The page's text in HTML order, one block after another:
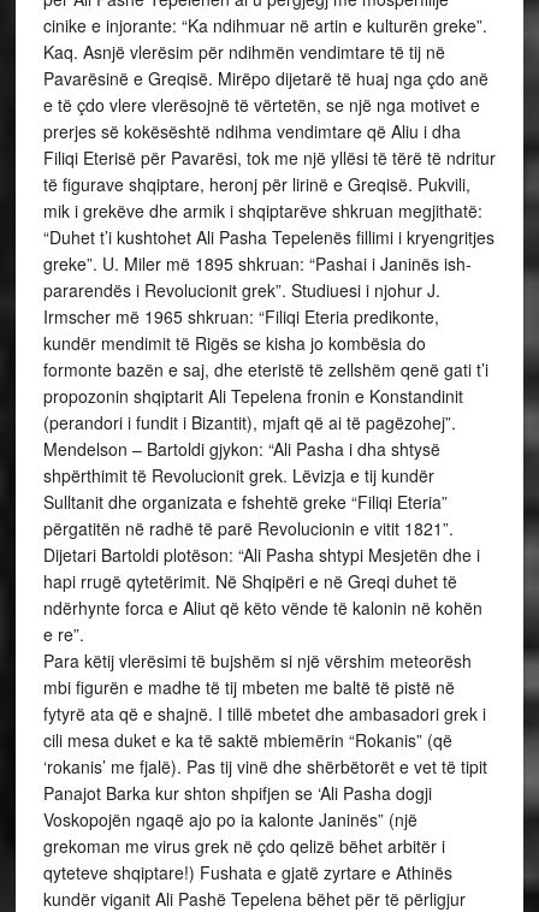
cinike e injorante: “Ka ndihmuar në artin e kulturën greke”.
Kaq. Asnjë vlerësim për ndihmën vendimtare të tij në
Pavarësinë e Greqisë. Mirëpo dijetarë të huaj nga çdo anë
e të çdo vlere vlerësojnë të vërtetën, se një nga motivet e
prerjes së kokësështë ndihma vendimtare që Aliu i dha
Filiqi Eterisë për Pavarësi, tok me një yllësi të tërë të ndritur
të figurave shqiptare, heronj për lirinë e Greqisë. Pukvili,
mik i grekëve dhe armik i shqiptarëve shkruan megjithatë:
“Duhet t’i kushtohet Ali Pasha Tepelenës fillimi i kryengritjes
greke”. U. Miler më 1895 shkruan: “Pashai i Janinës ish-
pararendës i Revolucionit grek”. Studiuesi i njohur J.
Irmscher më 1965 shkruan: “Filiqi Eteria predikonte,
kundër mendimit të Rigës se kisha jo kombësia do
formonte bazën e saj, dhe eteristë të zellshëm qenë gati t’i
propozonin shqiptarit Ali Tepelena fronin e Konstandinit
(perandori i fundit i Bizantit), mjaft që ai të pagëzohej”.
Mendelson – Bartoldi gjykon: “Ali Pasha i dha shtysë
shpërthimit të Revolucionit grek. Lëvizja e tij kundër
Sulltanit dhe organizata e fshehtë greke “Filiqi Eteria”
përgatitën në radhë të parë Revolucionin e vitit 1821”.
Dijetari Bartoldi plotëson: “Ali Pasha shtypi Mesjetën dhe i
hapi rrugë qytetërimit. Në Shqipëri e në Greqi duhet të
ndërhynte forca e Aliut që këto vënde të kalonin në kohën
e re”.
Para këtij vlerësimi të bujshëm si një vërshim meteorësh
mbi figurën e madhe të tij mbeten me baltë të pistë në
fytyrë ata që e shajnë. I tillë mbetet dhe ambasadori grek i
cili mesa duket e ka të saktë mbiemërin “Rokanis” (që
‘rokanis’ me fjalë). Pas tij vinë dhe shërbëtorët e vet të tipit
Panajot Barka kur shton shpifjen se ‘Ali Pasha dogji
Voskopojën ngaqë ajo po ia kalonte Janinës” (një
grekoman me virus grek në çdo qelizë bëhet arbitër i
qyteteve shqiptare!) Fushata e gjatë zyrtare e Athinës
kundër viganit Ali Pashë Tepelena bëhet për të përligjur